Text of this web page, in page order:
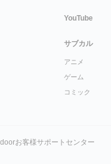
YouTube
サブカル
アニメ
ゲーム
コミック
お客様サポートセンター